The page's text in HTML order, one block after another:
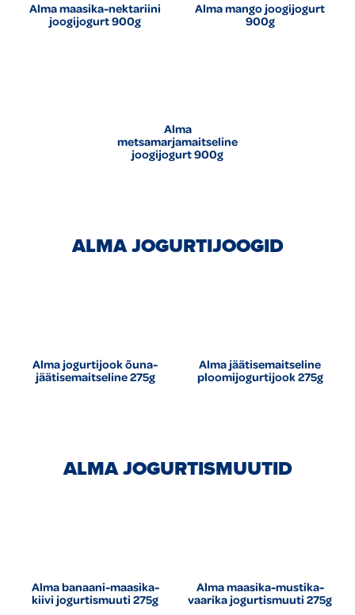
Alma maasika-nektariini
joogijogurt 900g
Alma mango joogijogurt
900g
Alma
metsamarjamaitseline
joogijogurt 900g
ALMA JOGURTIJOOGID
Alma jogurtijook õuna-
jäätisemaitseline 275g
Alma jäätisemaitseline
ploomijogurtijook 275g
ALMA JOGURTISMUUTID
Alma banaani-maasika-
kiivi jogurtismuuti 275g
Alma maasika-mustika-
vaarika jogurtismuuti 275g